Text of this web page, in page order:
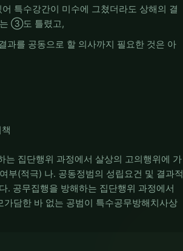
특수강간이 미수에 그쳤더라도 상해의 결
는 ③도 틀렸고,
를 공동으로 할 의사까지 필요한 것은 아
는 집단행위 과정에서 살상의 고의행위에 가
부(적극) 나. 공동정범의 성립요건 및 결과적
. 공무집행을 방해하는 집단행위 과정에서
담한 바 없는 공범이 특수공무방해치사상